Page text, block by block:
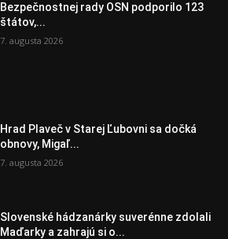
Bezpečnostnej rady OSN podporilo 123
štátov,...
7. augusta 2026
Hrad Plaveč v Starej Ľubovni sa dočká
obnovy, Migaľ...
7. augusta 2026
Slovenské hádzanárky suverénne zdolali
Maďarky a zahrajú si o...